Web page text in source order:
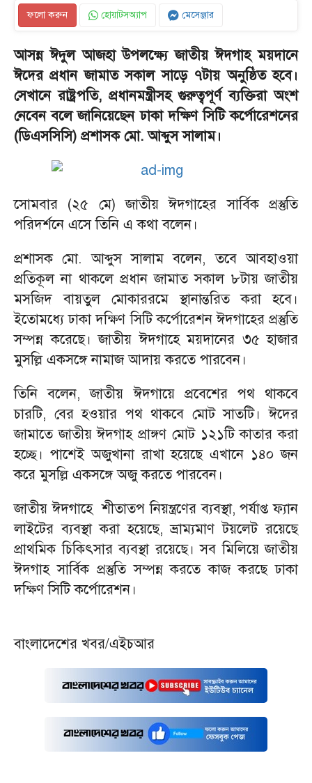
ফলো করুন হোয়াটসঅ্যাপ মেসেঞ্জার
‎আসন্ন ঈদুল আজহা উপলক্ষ্যে জাতীয় ঈদগাহ ময়দানে
ঈদের প্রধান জামাত সকাল সাড়ে ৭টায় অনুষ্ঠিত হবে।
সেখানে রাষ্ট্রপতি, প্রধানমন্ত্রীসহ গুরুত্বপূর্ণ ব্যক্তিরা অংশ
নেবেন বলে জানিয়েছেন ঢাকা দক্ষিণ সিটি কর্পোরেশনের
(ডিএসসিসি) প্রশাসক মো. আব্দুস সালাম।
‎সোমবার (২৫ মে) জাতীয় ঈদগাহের সার্বিক প্রস্তুতি
পরিদর্শনে এসে তিনি এ কথা বলেন।
‎প্রশাসক মো. আব্দুস সালাম বলেন, তবে আবহাওয়া
প্রতিকূল না থাকলে প্রধান জামাত সকাল ৮টায় জাতীয়
মসজিদ বায়তুল মোকাররমে স্থানান্তরিত করা হবে।
ইতোমধ্যে ঢাকা দক্ষিণ সিটি কর্পোরেশন ঈদগাহের প্রস্তুতি
সম্পন্ন করেছে। জাতীয় ঈদগাহে ময়দানের ৩৫ হাজার
মুসল্লি একসঙ্গে নামাজ আদায় করতে পারবেন।
‎তিনি বলেন, জাতীয় ঈদগায়ে প্রবেশের পথ থাকবে
চারটি, বের হওয়ার পথ থাকবে মোট সাতটি। ঈদের
জামাতে জাতীয় ঈদগাহ প্রাঙ্গণ মোট ১২১টি কাতার করা
হচ্ছে। পাশেই অজুখানা রাখা হয়েছে এখানে ১৪০ জন
করে মুসল্লি একসঙ্গে অজু করতে পারবেন।
‎জাতীয় ঈদগাহে শীতাতপ নিয়ন্ত্রণের ব্যবস্থা, পর্যাপ্ত ফ্যান
লাইটের ব্যবস্থা করা হয়েছে, ভ্রাম্যমাণ টয়লেট রয়েছে
প্রাথমিক চিকিৎসার ব্যবস্থা রয়েছে। সব মিলিয়ে জাতীয়
ঈদগাহ সার্বিক প্রস্তুতি সম্পন্ন করতে কাজ করছে ঢাকা
দক্ষিণ সিটি কর্পোরেশন।
‎বাংলাদেশের খবর/এইচআর